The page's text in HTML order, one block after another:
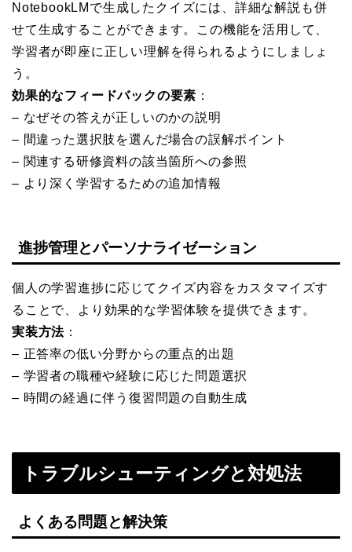
NotebookLMで生成したクイズには、詳細な解説も併
せて生成することができます。この機能を活用して、
学習者が即座に正しい理解を得られるようにしましょ
う。
効果的なフィードバックの要素 ：
– なぜその答えが正しいのかの説明
– 間違った選択肢を選んだ場合の誤解ポイント
– 関連する研修資料の該当箇所への参照
– より深く学習するための追加情報
進捗管理とパーソナライゼーション
個人の学習進捗に応じてクイズ内容をカスタマイズす
ることで、より効果的な学習体験を提供できます。
実装方法 ：
– 正答率の低い分野からの重点的出題
– 学習者の職種や経験に応じた問題選択
– 時間の経過に伴う復習問題の自動生成
トラブルシューティングと対処法
よくある問題と解決策